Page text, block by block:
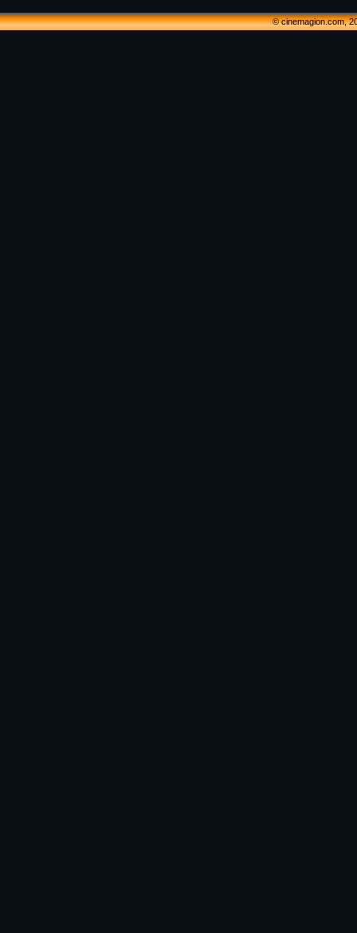
© cinemagion.com,